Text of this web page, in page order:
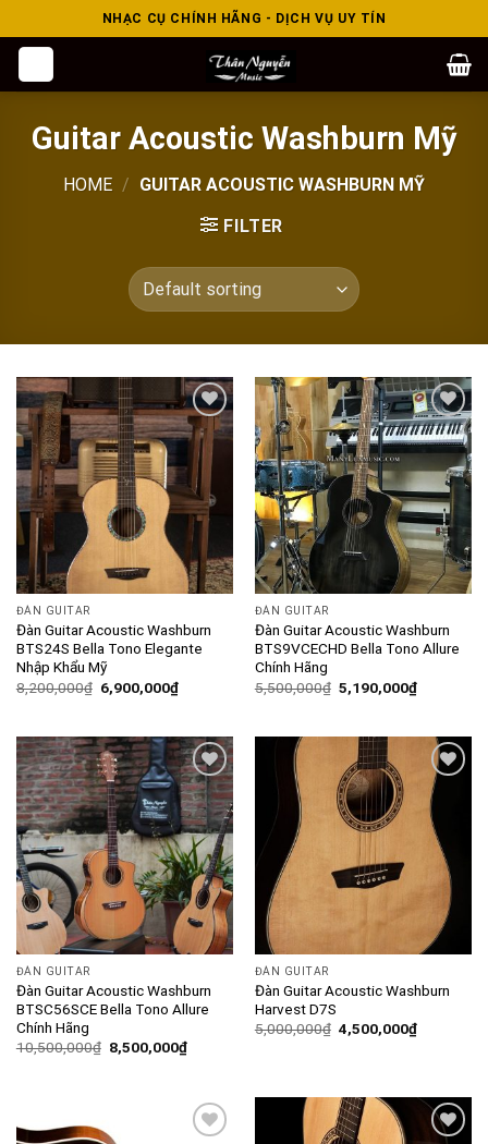
to
NHẠC CỤ CHÍNH HÃNG - DỊCH VỤ UY TÍN
Guitar Acoustic Washburn Mỹ
HOME / GUITAR ACOUSTIC WASHBURN MỸ
FILTER
Add to
wishlist
ĐÀN GUITAR
Đàn Guitar Acoustic Washburn
BTS24S Bella Tono Elegante
Nhập Khẩu Mỹ
8,200,000₫ 6,900,000₫
Add to
wishlist
ĐÀN GUITAR
Đàn Guitar Acoustic Washburn
BTS9VCECHD Bella Tono Allure
Chính Hãng
5,500,000₫ 5,190,000₫
Add to
wishlist
ĐÀN GUITAR
Đàn Guitar Acoustic Washburn
BTSC56SCE Bella Tono Allure
Chính Hãng
10,500,000₫ 8,500,000₫
Add to
wishlist
ĐÀN GUITAR
Đàn Guitar Acoustic Washburn
Harvest D7S
5,000,000₫ 4,500,000₫